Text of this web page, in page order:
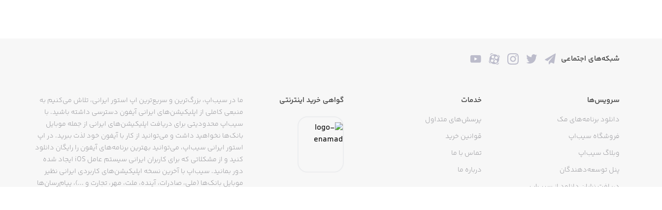
شبکه‌های اجتماعی
سرویس‌ها
دانلود برنامه‌های مک
فروشگاه سیب‌اپ
وبلاگ سیب‌اپ
پنل توسعه‌دهندگان
دریافت نشان دانلود از سیب‌اپ
خدمات
پرسش‌های متداول
قوانین خرید
تماس با ما
درباره ما
گواهی خرید اینترنتی
ما در سیب‌اپ، بزرگ‌ترین و سریع‌ترین اپ استور ایرانی، تلاش می‌کنیم به
منبعی کاملی از اپلیکیشن‌های ایرانی آیفون دسترسی داشته باشید. با
سیب‌اپ محدودیتی برای دریافت اپلیکیشن‌های ایرانی از جمله موبایل
بانک‌ها نخواهید داشت و می‌توانید از کار با آیفون خود لذت ببرید. در اپ
استور ایرانی سیب‌اپ، می‌توانید بهترین برنامه‌های آیفون را رایگان دانلود
کنید و از مشکلاتی که برای کاربران ایرانی سیستم عامل iOS ایجاد شده
دور بمانید. سیب‌اپ با آخرین نسخه اپلیکیشن‌های کاربردی ایرانی نظیر
موبایل بانک‌ها (ملی، صادرات، آینده، ملت، مهر، تجارت و ...)، پیام‌رسان‌ها